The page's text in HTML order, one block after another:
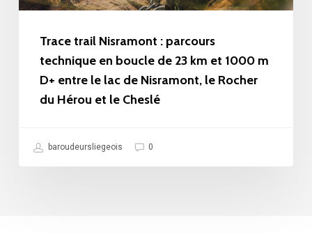
de
1000
entre
Trace trail Nisramont : parcours
technique en boucle de 23 km et 1000 m
D+ entre le lac de Nisramont, le Rocher
du Hérou et le Cheslé
baroudeursliegeois 0